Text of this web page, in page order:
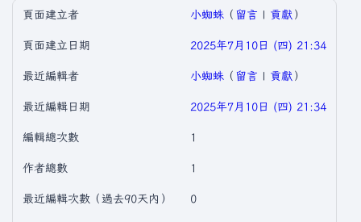
頁面建立者 小蜘蛛 （ 留言 | 貢獻 ）
頁面建立日期 2025年7月10日 (四) 21:34
最近編輯者 小蜘蛛 （ 留言 | 貢獻 ）
最近編輯日期 2025年7月10日 (四) 21:34
編輯總次數 1
作者總數 1
最近編輯次數（過去90天內） 0